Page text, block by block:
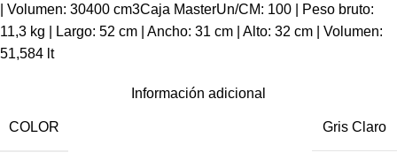
| Volumen: 30400 cm3Caja MasterUn/CM: 100 | Peso bruto:
11,3 kg | Largo: 52 cm | Ancho: 31 cm | Alto: 32 cm | Volumen:
51,584 lt
Información adicional
COLOR Gris Claro